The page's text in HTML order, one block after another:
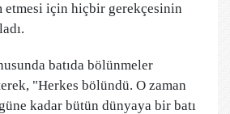
etmesi için hiçbir gerekçesinin
batıda bölünmeler
"Herkes bölündü. O zaman
kadar bütün dünyaya bir batı